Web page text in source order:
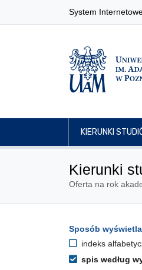
System
KIERUNKI
Kierunki
Oferta na rok
Opcje
Przejdź do listy
Sposób
indeks
spis według